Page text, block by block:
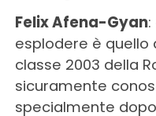
Felix Afena-Gyan:
esplodere è quello
classe 2003 della
sicuramente
specialmente